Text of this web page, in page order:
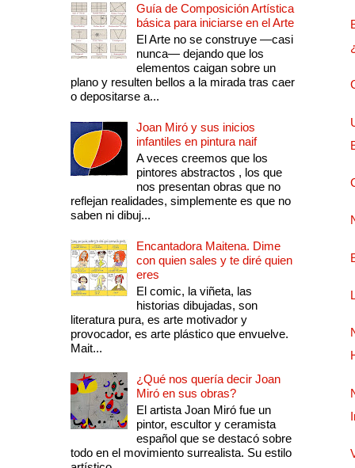
Guía de Composición Artística
básica para iniciarse en el Arte
El Arte no se construye —casi
nunca— dejando que los
elementos caigan sobre un
plano y resulten bellos a la mirada tras caer
o depositarse a...
Joan Miró y sus inicios
infantiles en pintura naif
A veces creemos que los
pintores abstractos , los que
nos presentan obras que no
reflejan realidades, simplemente es que no
saben ni dibuj...
Encantadora Maitena. Dime
con quien sales y te diré quien
eres
El comic, la viñeta, las
historias dibujadas, son
literatura pura, es arte motivador y
provocador, es arte plástico que envuelve.
Mait...
¿Qué nos quería decir Joan
Miró en sus obras?
El artista Joan Miró fue un
pintor, escultor y ceramista
español que se destacó sobre
todo en el movimiento surrealista. Su estilo